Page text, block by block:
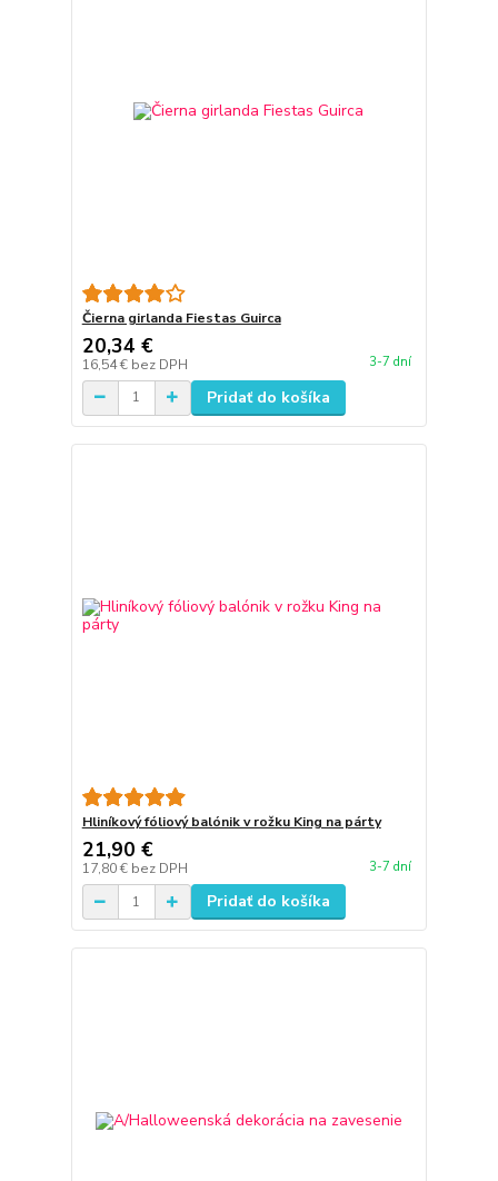
Čierna girlanda Fiestas Guirca
20,34 €
16,54 € bez DPH 3-7 dní
Pridať do košíka
Hliníkový fóliový balónik v rožku King na párty
21,90 €
17,80 € bez DPH 3-7 dní
Pridať do košíka